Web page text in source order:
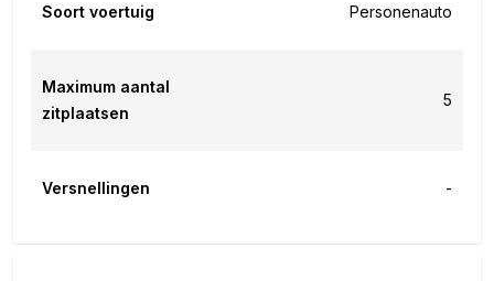
Soort voertuig Personenauto
Maximum aantal
zitplaatsen
5
Versnellingen -